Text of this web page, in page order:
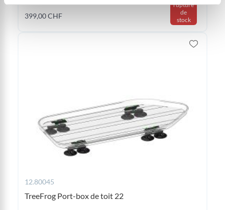
399,00 CHF
rupture
de
stock
12.80045
TreeFrog Port-box de toit 22